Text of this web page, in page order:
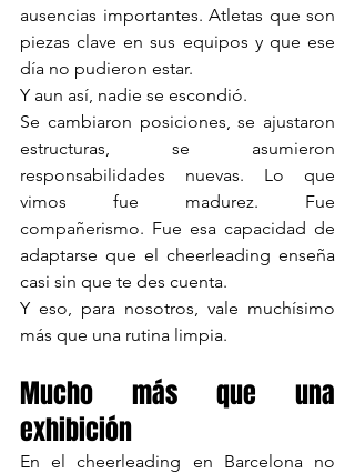
ausencias importantes. Atletas que son
piezas clave en sus equipos y que ese
día no pudieron estar.
Y aun así, nadie se escondió.
Se cambiaron posiciones, se ajustaron
estructuras, se asumieron
responsabilidades nuevas. Lo que
vimos fue madurez. Fue
compañerismo. Fue esa capacidad de
adaptarse que el cheerleading enseña
casi sin que te des cuenta.
Y eso, para nosotros, vale muchísimo
más que una rutina limpia.
Mucho más que una
exhibición
En el cheerleading en Barcelona no